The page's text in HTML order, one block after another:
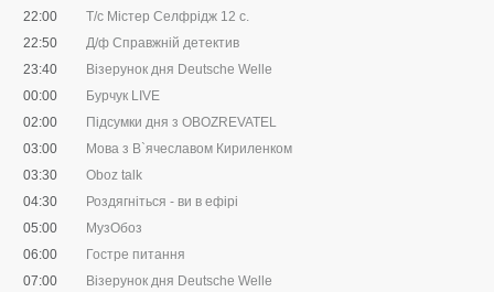
22:00
Т/с Містер Селфрідж 12 с.
22:50
Д/ф Справжній детектив
23:40
Візерунок дня Deutsche Welle
00:00
Бурчук LIVE
02:00
Підсумки дня з OBOZREVATEL
03:00
Мова з В`ячеславом Кириленком
03:30
Oboz talk
04:30
Роздягніться - ви в ефірі
05:00
МузОбоз
06:00
Гостре питання
07:00
Візерунок дня Deutsche Welle